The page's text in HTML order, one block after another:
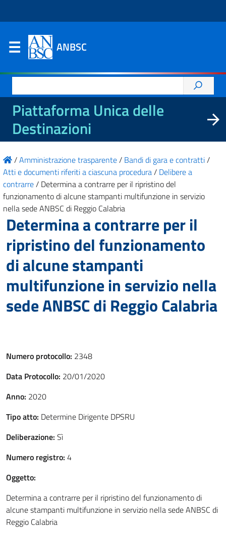
ANBSC
per:
Piattaforma Unica delle
Destinazioni
/Amministrazione trasparente/ Bandi di gara e contratti/
Atti e documenti riferiti a ciascuna procedura/ Delibere a
contrarre/ Determina a contrarre per il ripristino del
funzionamento di alcune stampanti multifunzione in servizio
nella sede ANBSC di Reggio Calabria
Determina a contrarre per il
ripristino del funzionamento
di alcune stampanti
multifunzione in servizio nella
sede ANBSC di Reggio Calabria
Numero protocollo: 2348
Data Protocollo: 20/01/2020
Anno: 2020
Tipo atto: Determine Dirigente DPSRU
Deliberazione: Sì
Numero registro: 4
Oggetto:
Determina a contrarre per il ripristino del funzionamento di
alcune stampanti multifunzione in servizio nella sede ANBSC di
Reggio Calabria